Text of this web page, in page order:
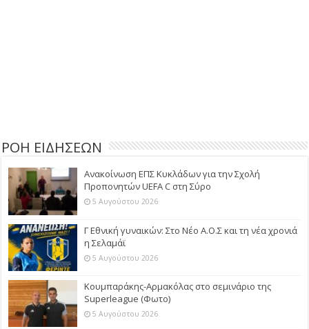
ΡΟΗ ΕΙΔΗΣΕΩΝ
Ανακοίνωση ΕΠΣ Κυκλάδων για την Σχολή
Προπονητών UEFA C στη Σύρο
5 Αυγούστου 2026
Γ Εθνική γυναικών: Στο Νέο Α.Ο.Σ και τη νέα χρονιά
η Σελαμάϊ
5 Αυγούστου 2026
Κουμπαράκης-Αρμακόλας στο σεμινάριο της
Superleague (Φωτο)
5 Αυγούστου 2026